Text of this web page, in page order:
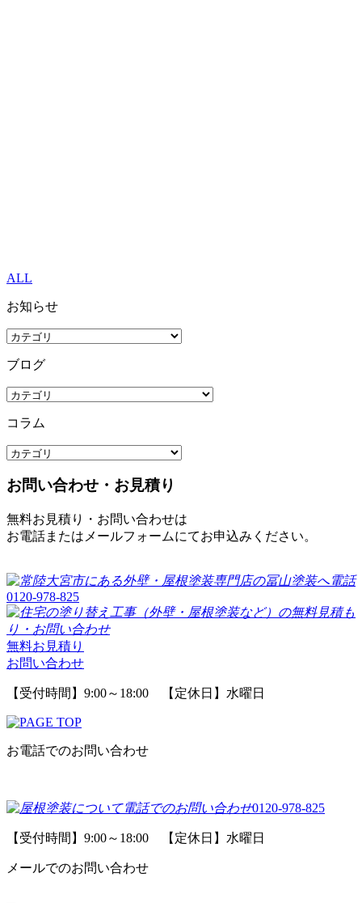
ALL
お知らせ
ブログ
コラム
お問い合わせ・お見積り
無料お見積り・お問い合わせは
お電話またはメールフォームにてお申込みください。
0120-978-825
無料お見積り
お問い合わせ
【受付時間】9:00～18:00 【定休日】水曜日
お電話でのお問い合わせ
0120-978-825
【受付時間】9:00～18:00 【定休日】水曜日
メールでのお問い合わせ